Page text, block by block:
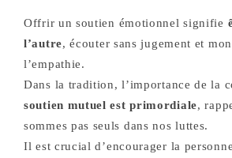
Offrir un soutien émotionnel signifie
l’autre, écouter sans jugement et
l’empathie.
Dans la tradition, l’importance de la
soutien mutuel est primordiale,
sommes pas seuls dans nos luttes.
Il est crucial d’encourager la